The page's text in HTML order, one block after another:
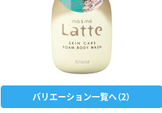
バリエーション一覧へ（2）
（グリーン） 1個
シャワーキャッ
プ 入浴介助 介